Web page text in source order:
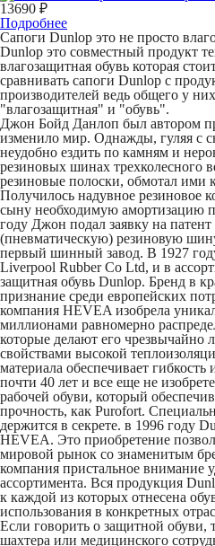
13690 ₽
Подробнее
Сапоги Dunlop это не просто
Dunlop это совместный продукт
влагозащитная обувь которая
сравнивать сапоги Dunlop с
производителей ведь общего у
"влагозащитная" и "обувь".
Джон Бойд Данлоп был автором
изменило мир. Однажды, гуляя с
неудобно ездить по камням и
резиновых шинах трехколесного
резиновые полоски, обмотал ими
Получилось надувное резиновое
сыну необходимую амортизацию
году Джон подал заявку на
(пневматическую) резиновую
первый шинный завод. В 1927
Liverpool Rubber Co Ltd, и в
защитная обувь Dunlop. Бренд в
признание среди европейских
компания HEVEA изобрела
миллионами равномерно
которые делают его
свойствами высокой
материала обеспечивает
почти 40 лет и все еще не
рабочей обуви, который
прочность, как Purofort.
держится в секрете. в 1996 году
HEVEA. Это приобретение
мировой рынок со знаменитым
компания пристальное внимание
ассортимента. Вся продукция
к каждой из которых отнесена
использования в конкретных
Если говорить о защитной обуви,
шахтера или медицинского